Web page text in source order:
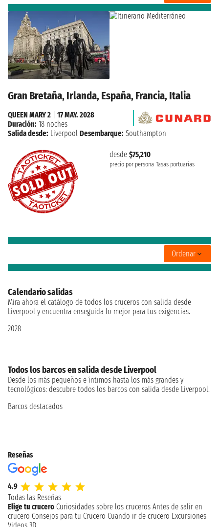
Gran Bretaña, Irlanda, España, Francia, Italia
desde $75,210
precio por persona Tasas portuarias
QUEEN MARY 2
17 MAY. 2028
Duración: 18 noches
Salida desde: Liverpool Desembarque: Southampton
Ordenar
Calendario salidas
Mira ahora el catálogo de todos los cruceros con salida desde
Liverpool y encuentra enseguida lo mejor para tus exigencias.
2028
Todos los barcos en salida desde Liverpool
Desde los más pequeños e íntimos hasta los más grandes y
tecnológicos: descubre todos los barcos con salida desde Liverpool.
Barcos destacados
Reseñas
4.9
Todas las Reseñas
Elige tu crucero Curiosidades sobre los cruceros Antes de salir en
crucero Consejos para tu Crucero Cuando ir de crucero Excursiones
Videos 3D